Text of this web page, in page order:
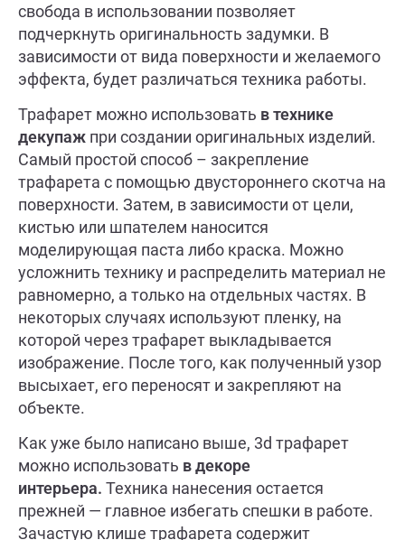
свобода в использовании позволяет
подчеркнуть оригинальность задумки. В
зависимости от вида поверхности и желаемого
эффекта, будет различаться техника работы.
Трафарет можно использовать в технике
декупаж при создании оригинальных изделий.
Самый простой способ – закрепление
трафарета с помощью двустороннего скотча на
поверхности. Затем, в зависимости от цели,
кистью или шпателем наносится
моделирующая паста либо краска. Можно
усложнить технику и распределить материал не
равномерно, а только на отдельных частях. В
некоторых случаях используют пленку, на
которой через трафарет выкладывается
изображение. После того, как полученный узор
высыхает, его переносят и закрепляют на
объекте.
Как уже было написано выше, 3d трафарет
можно использовать в декоре
интерьера. Техника нанесения остается
прежней — главное избегать спешки в работе.
Зачастую клише трафарета содержит